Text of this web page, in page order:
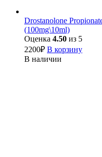
Drostanolone
(100mg\10ml)
Оценка 4.50 из 5
2200₽ В корзину
В наличии